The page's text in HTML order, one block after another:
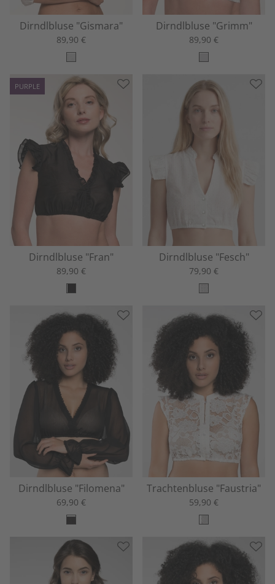
Dirndlbluse "Gismara"
89,90 €
Dirndlbluse "Grimm"
89,90 €
PURPLE
Dirndlbluse "Fran"
89,90 €
Dirndlbluse "Fesch"
79,90 €
Dirndlbluse "Filomena"
69,90 €
Trachtenbluse "Faustria"
59,90 €